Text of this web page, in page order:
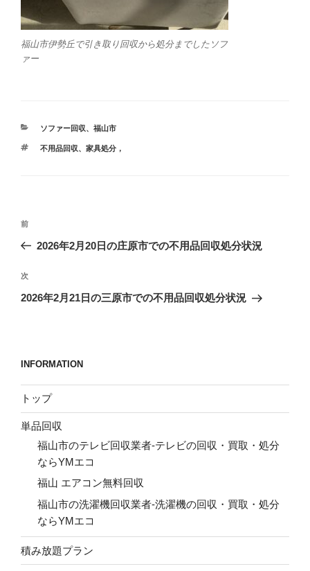
福山市伊勢丘で引き取り回収から処分までしたソフ
ァー
カ
ゴ
ソファー回収、 福山市
タ
不用品回収、 家具処分，
投
ナ
ビ
ゲ
ン
前
の
稿
前
2026年2月20日の庄原市での不用品回収処分状況
次
の
次
2026年2月21日の三原市での不用品回収処分状況
INFORMATION
トップ
単品回収
福山市のテレビ回収業者-テレビの回収・買取・処分
ならYMエコ
福山 エアコン無料回収
福山市の洗濯機回収業者-洗濯機の回収・買取・処分
ならYMエコ
積み放題プラン